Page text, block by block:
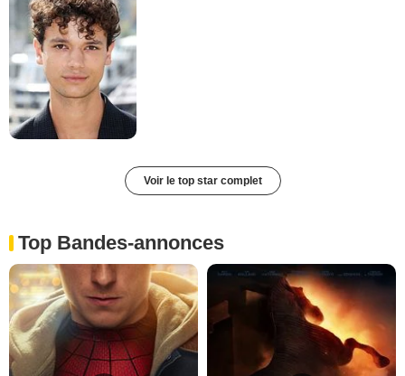
Voir le top star complet
Top Bandes-annonces